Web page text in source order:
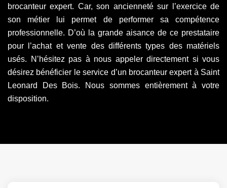
brocanteur expert. Car, son ancienneté sur l’exercice de
son métier lui permet de performer sa compétence
professionnelle. D’où la grande aisance de ce prestataire
pour l’achat et vente des différents types des matériels
usés. N’hésitez pas à nous appeler directement si vous
désirez bénéficier le service d’un brocanteur expert à Saint
Leonard Des Bois. Nous sommes entièrement à votre
disposition.